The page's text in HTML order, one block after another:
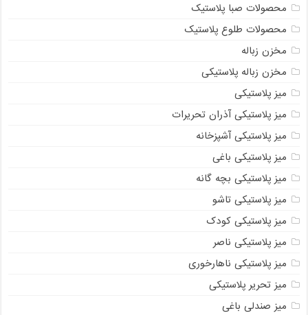
محصولات صبا پلاستیک
محصولات طلوع پلاستیک
مخزن زباله
مخزن زباله پلاستیکی
میز پلاستیکی
میز پلاستیکی آذران تحریرات
میز پلاستیکی آشپزخانه
میز پلاستیکی باغی
میز پلاستیکی بچه گانه
میز پلاستیکی تاشو
میز پلاستیکی کودک
میز پلاستیکی ناصر
میز پلاستیکی ناهارخوری
میز تحریر پلاستیکی
میز صندلی باغی